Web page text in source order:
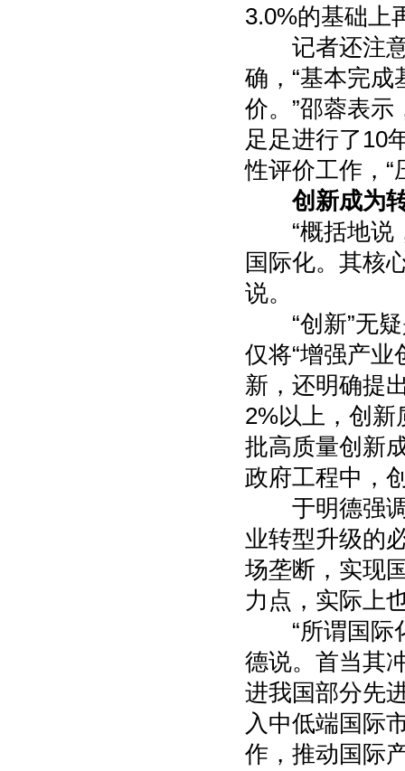
3.0%的基础上
记者还注意
确，“基本完
价。”邵蓉表
足足进行了10
性评价工作，“
创新成为
“概括地说，
国际化。其核
说。
“创新”无疑
仅将“增强产
新，还明确提
2%以上，创
批高质量创新
政府工程中，
于明德强调
业转型升级的
场垄断，实现
力点，实际上
“所谓国际化
德说。首当其
进我国部分先
入中低端国际
作，推动国际